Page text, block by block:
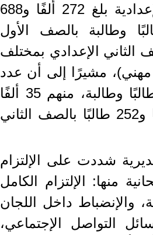
وأضاف زيان، أن عدد طلاب المرحلة الإعدادية بلغ 272 ألفًا و688
وطالبة، بواقع 142 ألفًا و628 طالبًا وطالبة بالصف الأول
وطالبة بالصف الثاني الإعدادي بمختلف
مشيرًا إلى أن عدد
طلاب المرحلة الثانوية بلغ 69 ألفًا و469 طالبًا وطالبة، منهم 35 ألفًا
و217 طالبًا بالصف الأول الثانوي، و34 ألفًا و252 طالبًا بالصف الثاني
شددت على الإلتزام
منها: الإلتزام الكامل
والإنضباط داخل اللجان
التواصل الإجتماعي،